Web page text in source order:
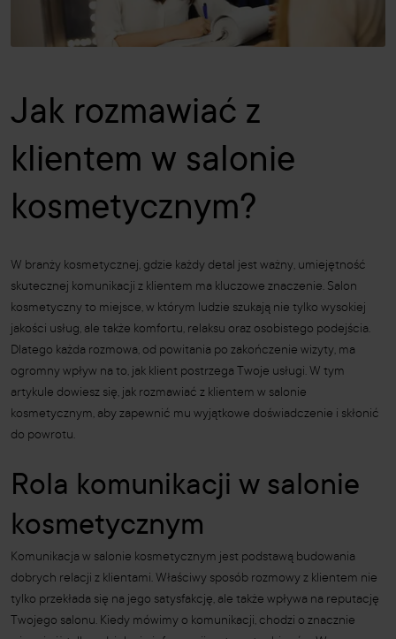
Jak rozmawiać z
klientem w salonie
kosmetycznym?
W branży kosmetycznej, gdzie każdy detal jest ważny, umiejętność
skutecznej komunikacji z klientem ma kluczowe znaczenie. Salon
kosmetyczny to miejsce, w którym ludzie szukają nie tylko wysokiej
jakości usług, ale także komfortu, relaksu oraz osobistego podejścia.
Dlatego każda rozmowa, od powitania po zakończenie wizyty, ma
ogromny wpływ na to, jak klient postrzega Twoje usługi. W tym
artykule dowiesz się, jak rozmawiać z klientem w salonie
kosmetycznym, aby zapewnić mu wyjątkowe doświadczenie i skłonić
do powrotu.
Rola komunikacji w salonie
kosmetycznym
Komunikacja w salonie kosmetycznym jest podstawą budowania
dobrych relacji z klientami. Właściwy sposób rozmowy z klientem nie
tylko przekłada się na jego satysfakcję, ale także wpływa na reputację
Twojego salonu. Kiedy mówimy o komunikacji, chodzi o znacznie